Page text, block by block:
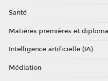
Santé
Matières premières et
Intelligence artificielle (IA)
Médiation